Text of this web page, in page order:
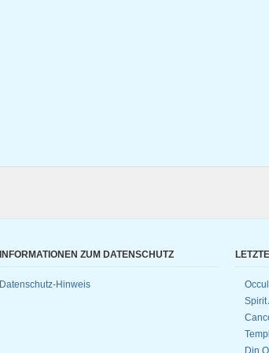
INFORMATIONEN ZUM DATENSCHUTZ
Datenschutz-Hinweis
Spirit
Din